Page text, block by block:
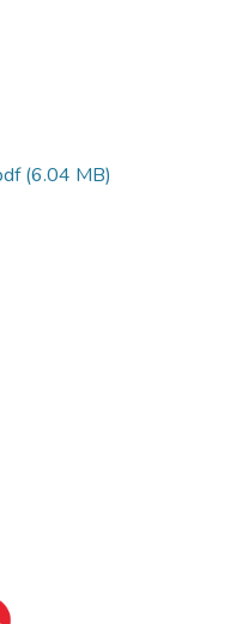
(6.04 MB)